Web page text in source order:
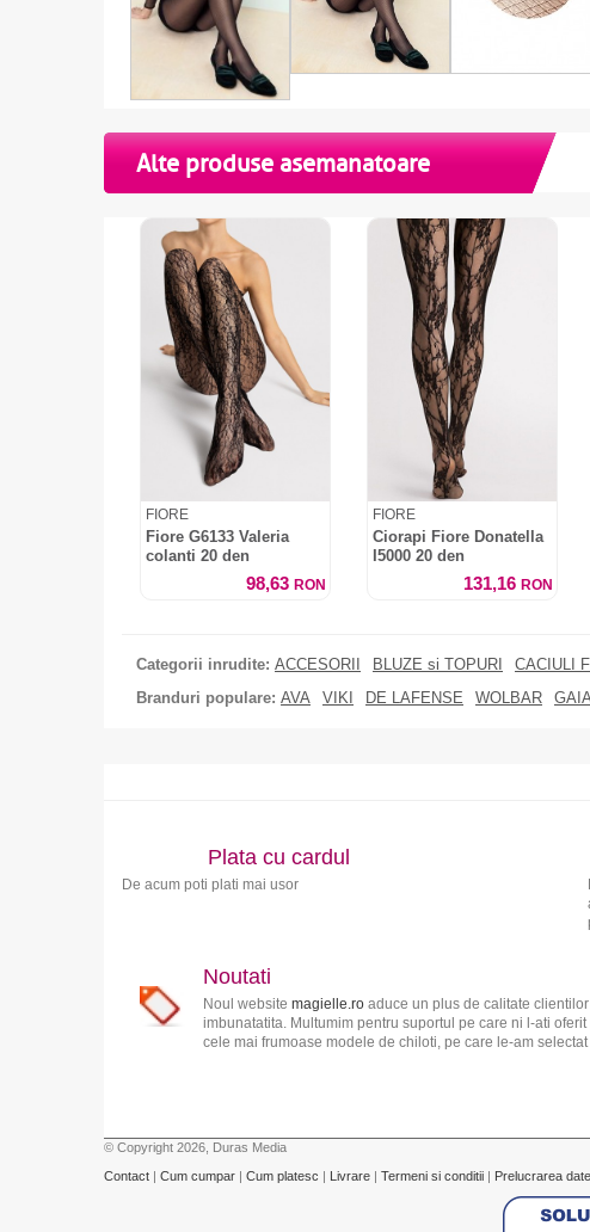
Alte produse asemanatoare
FIORE
Fiore G6133 Valeria
colanti 20 den
98,63 RON
FIORE
Ciorapi Fiore Donatella
I5000 20 den
131,16 RON
Categorii inrudite: ACCESORII BLUZE si TOPURI CACIULI
Branduri populare: AVA VIKI DE LAFENSE WOLBAR GAIA
Plata cu cardul
De acum poti plati mai usor
Noutati
Noul website magielle.roaduce un plus de calitate
imbunatatita. Multumim pentru suportul pe care ni l-ati
cele mai frumoase modele de chiloti, pe care le-am
© Copyright 2026, Duras Media
Contact | Cum cumpar | Cum platesc | Livrare | Termeni si conditii | Prelucrarea